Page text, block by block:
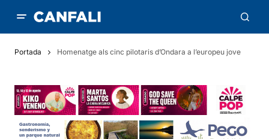
Portada Homenatge als cinc pilotaris d’Ondara a l’europeu jove